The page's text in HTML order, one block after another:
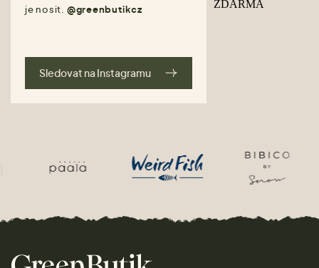
je nosit. @greenbutikcz
Sledovat na Instagramu